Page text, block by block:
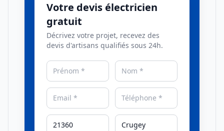
Votre devis électricien
gratuit
Décrivez votre projet, recevez des
devis d'artisans qualifiés sous 24h.